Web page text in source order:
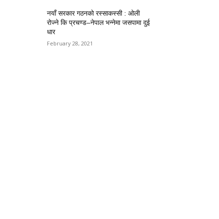
नयाँ सरकार गठनको रस्साकस्सी : ओली
रोज्ने कि प्रचण्ड–नेपाल भन्नेमा जसपामा दुई
धार
February 28, 2021